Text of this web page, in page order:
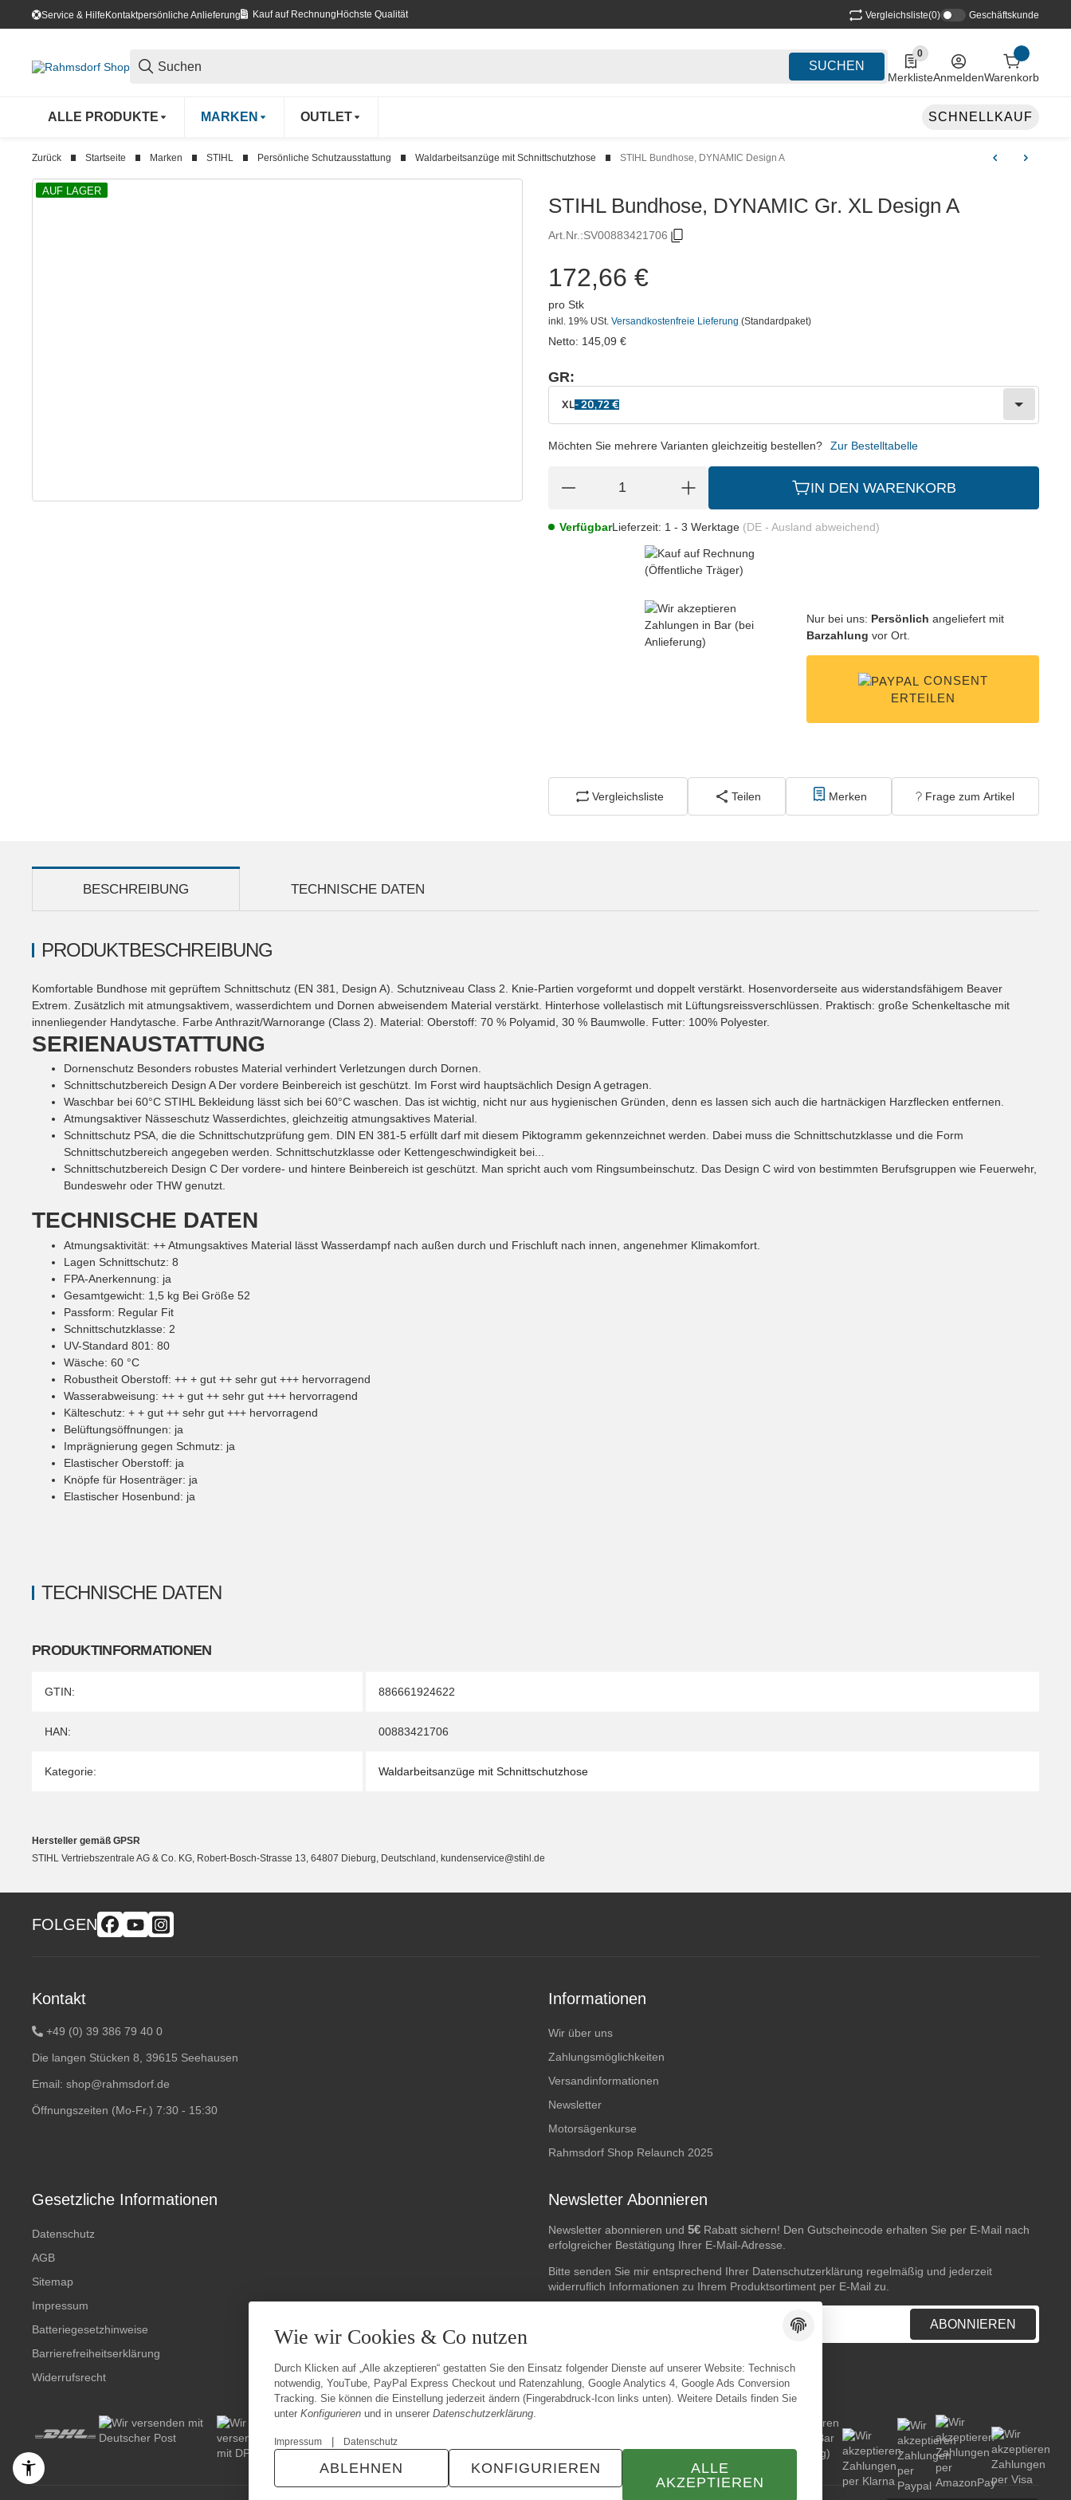
Service & HilfeKontaktpersönliche Anlieferung Kauf auf Rechnung Höchste Qualität Vergleichsliste(0) Geschäftskunde
SUCHEN
0
0 Produkte in der Liste
MerklisteAnmeldenWarenkorb
ALLE PRODUKTE MARKEN OUTLET SCHNELLKAUF
Zurück Startseite Marken STIHL Persönliche Schutzausstattung Waldarbeitsanzüge mit Schnittschutzhose STIHL Bundhose, DYNAMIC Design A
AUF LAGER
STIHL Bundhose, DYNAMIC Gr. XL Design A
Art.Nr.:SV00883421706
172,66 €
pro Stk
inkl. 19% USt. Versandkostenfreie Lieferung (Standardpaket)
Netto: 145,09 €
GR:
XL- 20,72 €
Möchten Sie mehrere Varianten gleichzeitig bestellen? Zur Bestelltabelle
IN DEN WARENKORB
VerfügbarLieferzeit: 1 - 3 Werktage (DE - Ausland abweichend)
Nur bei uns: Persönlich angeliefert mit
Barzahlung vor Ort.
CONSENT
ERTEILEN
Vergleichsliste Teilen Merken Frage zum Artikel
TECHNISCHE DATEN
BESCHREIBUNG
TECHNISCHE DATEN
PRODUKTINFORMATIONEN
Produkteigenschaft
Wert
GTIN: 886661924622
HAN: 00883421706
Kategorie: Waldarbeitsanzüge mit Schnittschutzhose
PRODUKTBESCHREIBUNG
Komfortable Bundhose mit geprüftem Schnittschutz (EN 381, Design A). Schutzniveau Class 2. Knie-Partien vorgeformt und doppelt verstärkt. Hosenvorderseite aus widerstandsfähigem Beaver
Extrem. Zusätzlich mit atmungsaktivem, wasserdichtem und Dornen abweisendem Material verstärkt. Hinterhose vollelastisch mit Lüftungsreissverschlüssen. Praktisch: große Schenkeltasche mit
innenliegender Handytasche. Farbe Anthrazit/Warnorange (Class 2). Material: Oberstoff: 70 % Polyamid, 30 % Baumwolle. Futter: 100% Polyester.
SERIENAUSTATTUNG
Dornenschutz Besonders robustes Material verhindert Verletzungen durch Dornen.
Schnittschutzbereich Design A Der vordere Beinbereich ist geschützt. Im Forst wird hauptsächlich Design A getragen.
Waschbar bei 60°C STIHL Bekleidung lässt sich bei 60°C waschen. Das ist wichtig, nicht nur aus hygienischen Gründen, denn es lassen sich auch die hartnäckigen Harzflecken entfernen.
Atmungsaktiver Nässeschutz Wasserdichtes, gleichzeitig atmungsaktives Material.
Schnittschutz PSA, die die Schnittschutzprüfung gem. DIN EN 381-5 erfüllt darf mit diesem Piktogramm gekennzeichnet werden. Dabei muss die Schnittschutzklasse und die Form
Schnittschutzbereich angegeben werden. Schnittschutzklasse oder Kettengeschwindigkeit bei...
Schnittschutzbereich Design C Der vordere- und hintere Beinbereich ist geschützt. Man spricht auch vom Ringsumbeinschutz. Das Design C wird von bestimmten Berufsgruppen wie Feuerwehr,
Bundeswehr oder THW genutzt.
TECHNISCHE DATEN
Atmungsaktivität: ++Atmungsaktives Material lässt Wasserdampf nach außen durch und Frischluft nach innen, angenehmer Klimakomfort.
Lagen Schnittschutz: 8
FPA-Anerkennung: ja
Gesamtgewicht: 1,5 kg Bei Größe 52
Passform: Regular Fit
Schnittschutzklasse: 2
UV-Standard 801 : 80
Wäsche: 60 °C
Robustheit Oberstoff: ++ + gut ++ sehr gut +++ hervorragend
Wasserabweisung: ++ + gut ++ sehr gut +++ hervorragend
Kälteschutz: + + gut ++ sehr gut +++ hervorragend
Belüftungsöffnungen: ja
Imprägnierung gegen Schmutz: ja
Elastischer Oberstoff: ja
Knöpfe für Hosenträger: ja
Elastischer Hosenbund: ja
Hersteller gemäß GPSR
STIHL Vertriebszentrale AG & Co. KG, Robert-Bosch-Strasse 13, 64807 Dieburg, Deutschland, kundenservice@stihl.de
FOLGEN
Kontakt
+49 (0) 39 386 79 40 0
Die langen Stücken 8, 39615 Seehausen
Email: shop@rahmsdorf.de
Öffnungszeiten (Mo-Fr.) 7:30 - 15:30
Informationen
Wir über uns
Zahlungsmöglichkeiten
Versandinformationen
Newsletter
Motorsägenkurse
Rahmsdorf Shop Relaunch 2025
Gesetzliche Informationen
Datenschutz
AGB
Sitemap
Impressum
Batteriegesetzhinweise
Barrierefreiheitserklärung
Widerrufsrecht
Newsletter Abonnieren
Newsletter abonnieren und 5€ Rabatt sichern! Den Gutscheincode erhalten Sie per E-Mail nach
erfolgreicher Bestätigung Ihrer E-Mail-Adresse.
Bitte senden Sie mir entsprechend Ihrer Datenschutzerklärung regelmäßig und jederzeit
widerruflich Informationen zu Ihrem Produktsortiment per E-Mail zu.
ABONNIEREN
Wie wir Cookies & Co nutzen
Durch Klicken auf „Alle akzeptieren“ gestatten Sie den Einsatz folgender Dienste auf unserer Website: Technisch
notwendig, YouTube, PayPal Express Checkout und Ratenzahlung, Google Analytics 4, Google Ads Conversion
Tracking. Sie können die Einstellung jederzeit ändern (Fingerabdruck-Icon links unten). Weitere Details finden Sie
unter Konfigurieren und in unserer Datenschutzerklärung.
Impressum Datenschutz
ABLEHNEN KONFIGURIEREN
ALLE
AKZEPTIEREN